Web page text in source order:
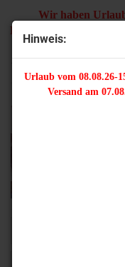
Hinweis:
Urlaub vom 08.08.26-
Versand am
Wir haben
Es kann bestellt